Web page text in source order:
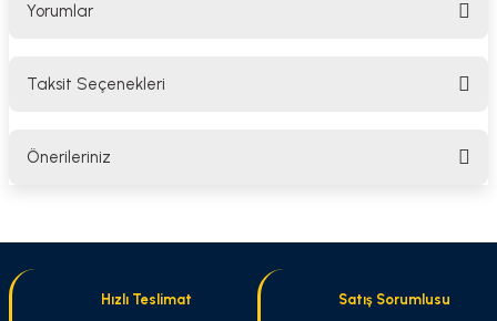
Yorumlar
Taksit Seçenekleri
Önerileriniz
Görüş ve önerileriniz için teşekkür ederiz.
Hızlı Teslimat Satış Sorumlusu